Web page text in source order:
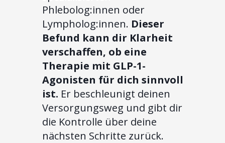
Phlebolog:innen oder
Lympholog:innen. Dieser
Befund kann dir Klarheit
verschaffen, ob eine
Therapie mit GLP-1-
Agonisten für dich sinnvoll
ist. Er beschleunigt deinen
Versorgungsweg und gibt dir
die Kontrolle über deine
nächsten Schritte zurück.